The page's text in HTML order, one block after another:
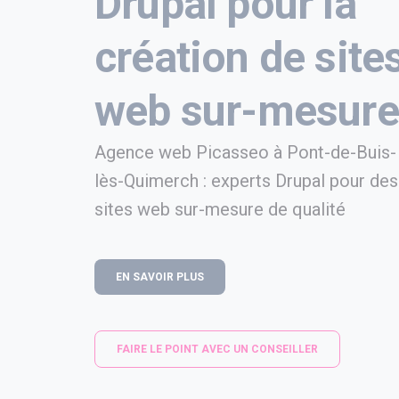
création de
web sur-mesure
Agence web Picasseo à Pont-de-Buis-
lès-Quimerch : experts Drupal pour des
sites web sur-mesure de qualité
EN SAVOIR PLUS
FAIRE LE POINT AVEC UN CONSEILLER